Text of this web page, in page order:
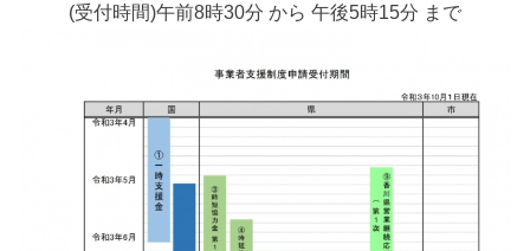
(受付時間)午前8時30分 から 午後5時15分 まで